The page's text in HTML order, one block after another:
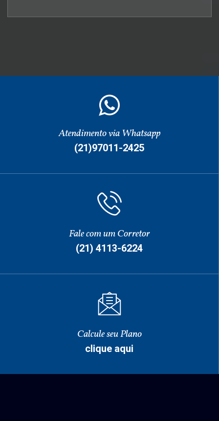
Atendimento via Whatsapp
(21)97011-2425
Fale com um Corretor
(21) 4113-6224
Calcule seu Plano
clique aqui